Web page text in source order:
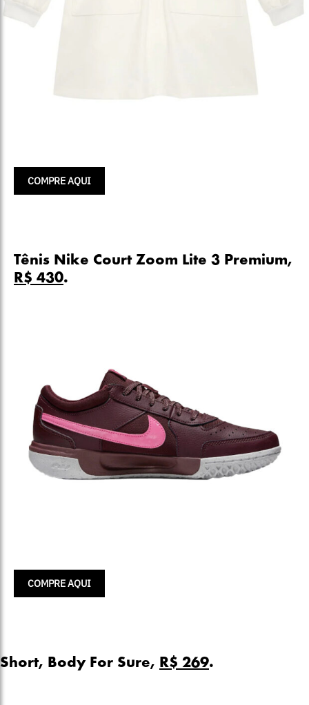
COMPRE AQUI
Tênis Nike Court Zoom Lite 3 Premium,
R$ 430.
COMPRE AQUI
Short, Body For Sure, R$ 269.